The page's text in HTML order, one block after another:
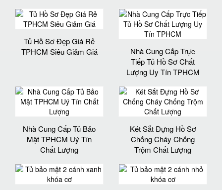
Tủ Hồ Sơ Đẹp Giá Rẻ
TPHCM Siêu Giảm Giá
Nhà Cung Cấp Trực
Tiếp Tủ Hồ Sơ Chất
Lượng Uy Tín TPHCM
Nhà Cung Cấp Tủ Bảo
Mật TPHCM Uý Tín
Chất Lượng
Két Sắt Đựng Hồ Sơ
Chống Cháy Chống
Trộm Chất Lượng